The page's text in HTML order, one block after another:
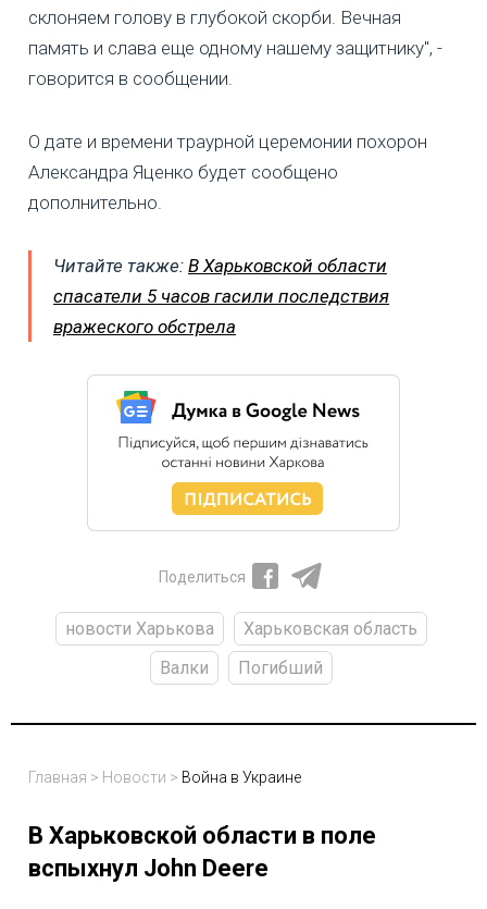
склоняем голову в глубокой скорби. Вечная
память и слава еще одному нашему защитнику", -
говорится в сообщении.
О дате и времени траурной церемонии похорон
Александра Яценко будет сообщено
дополнительно.
Читайте также: В Харьковской области
спасатели 5 часов гасили последствия
вражеского обстрела
Поделиться
новости Харькова
Харьковская область
Валки
Погибший
Главная > Новости > Война в Украине
В Харьковской области в поле
вспыхнул John Deere